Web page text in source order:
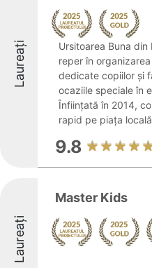
Laureați
Ursitoarea Buna
reper în
dedicate copiilor și
ocaziile speciale în
Înființată în 2014,
rapid pe piața
9.8
Laureați
Master Kids